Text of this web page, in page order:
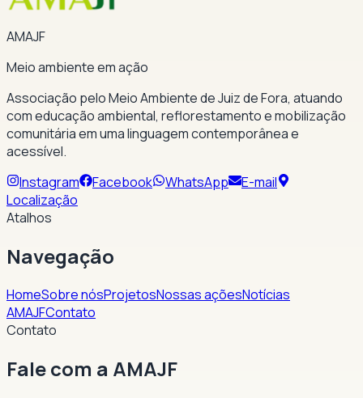
AMAJF
Meio ambiente em ação
Associação pelo Meio Ambiente de Juiz de Fora, atuando
com educação ambiental, reflorestamento e mobilização
comunitária em uma linguagem contemporânea e
acessível.
Instagram
Facebook WhatsApp
E-mail
Localização
Atalhos
Navegação
HomeSobre nósProjetosNossas açõesNotícias
AMAJFContato
Contato
Fale com a AMAJF